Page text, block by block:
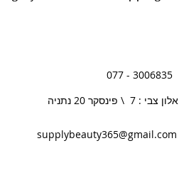
077 - 3006835
אלון צבי : 7 \ פינסקר 20 נתניה
supplybeauty365@gmail.com